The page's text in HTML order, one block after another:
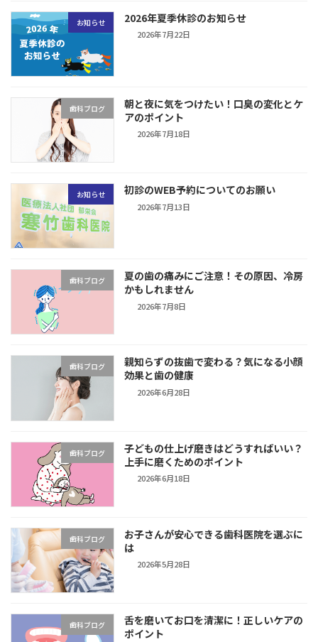
お知らせ 2026年夏季休診のお知らせ
2026年7月22日
歯科ブログ
朝と夜に気をつけたい！口臭の変化とケ
アのポイント
2026年7月18日
お知らせ 初診のWEB予約についてのお願い
2026年7月13日
歯科ブログ
夏の歯の痛みにご注意！その原因、冷房
かもしれません
2026年7月8日
歯科ブログ
親知らずの抜歯で変わる？気になる小顔
効果と歯の健康
2026年6月28日
歯科ブログ
子どもの仕上げ磨きはどうすればいい？
上手に磨くためのポイント
2026年6月18日
歯科ブログ
お子さんが安心できる歯科医院を選ぶに
は
2026年5月28日
歯科ブログ
舌を磨いてお口を清潔に！正しいケアの
ポイント